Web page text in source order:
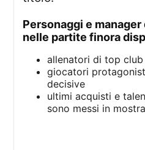
personaggi e manager di rilievo presenti
nelle partite finora
allenatori di top club
giocatori
decisive
ultimi acquisti e
sono messi in mostra